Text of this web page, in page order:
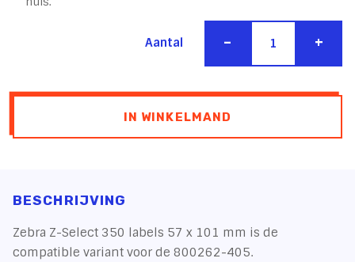
Aantal - +
IN WINKELMAND
BESCHRIJVING
Zebra Z-Select 350 labels 57 x 101 mm is de
compatible variant voor de 800262-405.